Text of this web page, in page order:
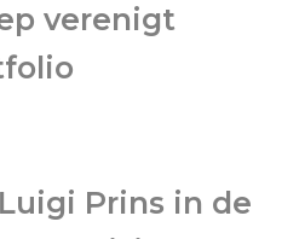
verenigt
Prins in de